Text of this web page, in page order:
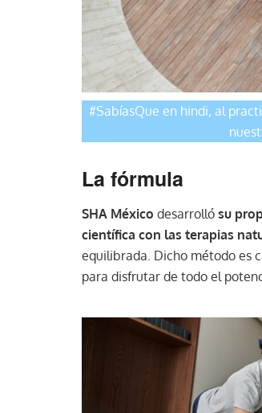
#SabíasQue en hindi, al
La fórmula
SHA México desarrolló su
científica con las terapias
equilibrada. Dicho método es
para disfrutar de todo el